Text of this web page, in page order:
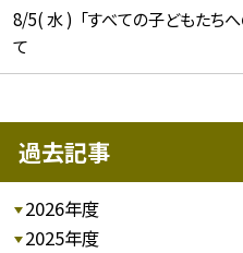
8/5( 水 ) 「すべての子どもたち
て
過去記事
2026年度
2025年度